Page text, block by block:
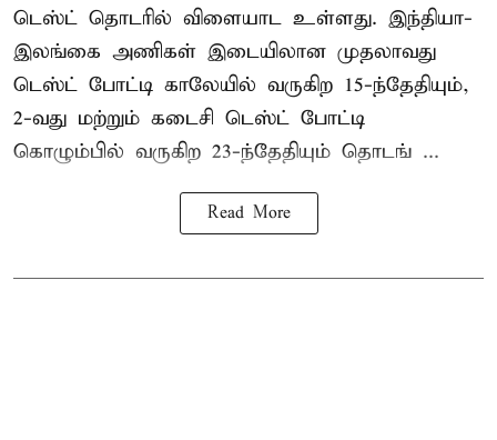
டெஸ்ட் தொடரில் விளையாட உள்ளது. இந்தியா-
இலங்கை அணிகள் இடையிலான முதலாவது
டெஸ்ட் போட்டி காலேயில் வருகிற 15-ந்தேதியும்,
2-வது மற்றும் கடைசி டெஸ்ட் போட்டி
கொழும்பில் வருகிற 23-ந்தேதியும் தொடங் ...
Read More